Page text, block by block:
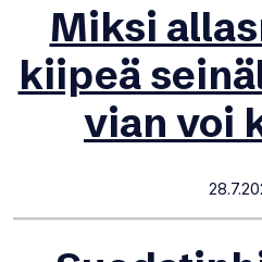
Miksi
kiipeä
vian voi